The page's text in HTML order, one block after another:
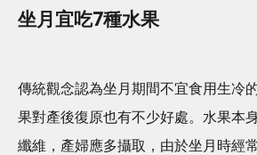
坐月宜吃7種水果
傳統觀念認為坐月期間不宜食用生冷
果對產後復原也有不少好處。水果本
纖維，產婦應多攝取，由於坐月時經